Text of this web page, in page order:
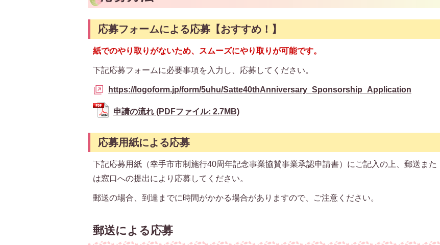
応募フォームによる応募【おすすめ！】
紙でのやり取りがないため、スムーズにやり取りが可能です。
下記応募フォームに必要事項を入力し、応募してください。
https://logoform.jp/form/5uhu/Satte40thAnniversary_Sponsorship_Application
申請の流れ (PDFファイル: 2.7MB)
応募用紙による応募
下記応募用紙（幸手市市制施行40周年記念事業協賛事業承認申請書）にご記入の上、郵送また
は窓口への提出により応募してください。
郵送の場合、到達までに時間がかかる場合がありますので、ご注意ください。
郵送による応募